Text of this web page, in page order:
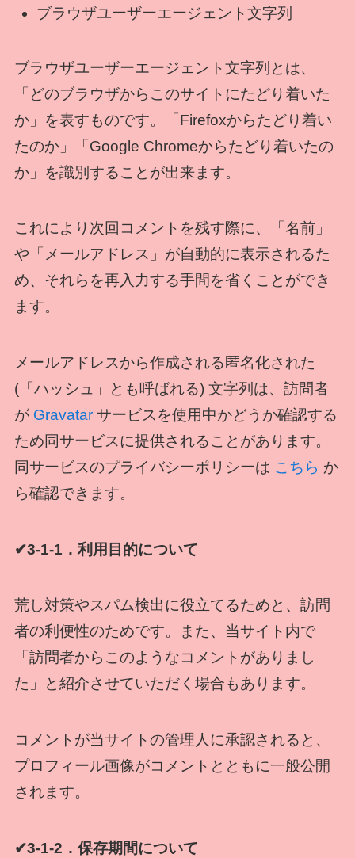
ブラウザユーザーエージェント文字列
ブラウザユーザーエージェント文字列とは、
「どのブラウザからこのサイトにたどり着いた
か」を表すものです。「Firefoxからたどり着い
たのか」「Google Chromeからたどり着いたの
か」を識別することが出来ます。
これにより次回コメントを残す際に、「名前」
や「メールアドレス」が自動的に表示されるた
め、それらを再入力する手間を省くことができ
ます。
メールアドレスから作成される匿名化された
(「ハッシュ」とも呼ばれる) 文字列は、訪問者
が Gravatar サービスを使用中かどうか確認する
ため同サービスに提供されることがあります。
同サービスのプライバシーポリシーは こちら か
ら確認できます。
✔3-1-1．利用目的について
荒し対策やスパム検出に役立てるためと、訪問
者の利便性のためです。また、当サイト内で
「訪問者からこのようなコメントがありまし
た」と紹介させていただく場合もあります。
コメントが当サイトの管理人に承認されると、
プロフィール画像がコメントとともに一般公開
されます。
✔3-1-2．保存期間について